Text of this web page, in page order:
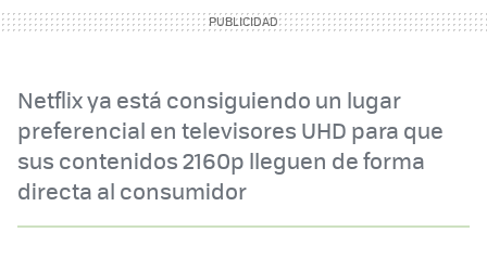
Netflix ya está consiguiendo un lugar
preferencial en televisores UHD para que
sus contenidos 2160p lleguen de forma
directa al consumidor